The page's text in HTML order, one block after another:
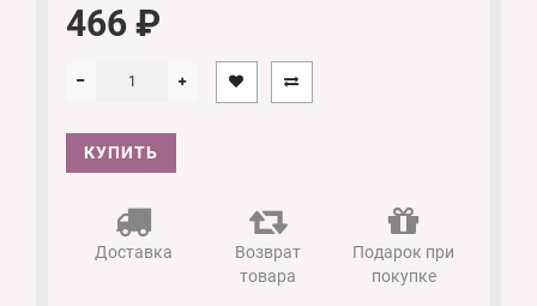
466 ₽
КУПИТЬ
Доставка
Возврат
товара
Подарок при
покупке